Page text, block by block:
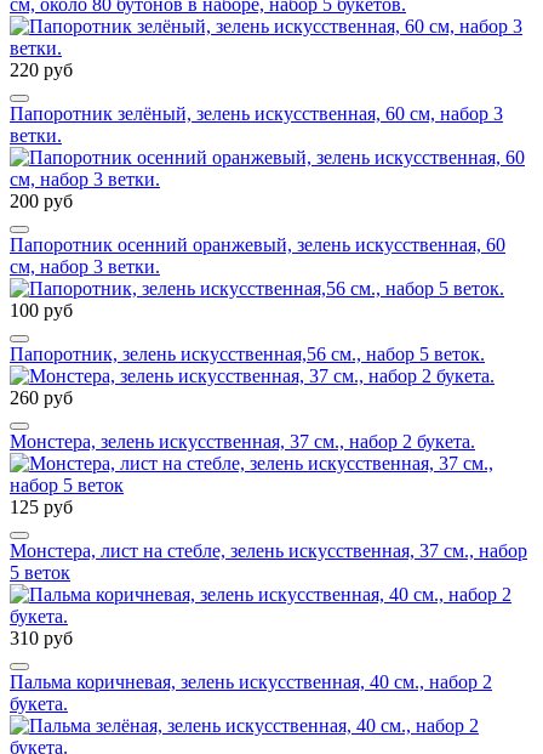
см, около 80 бутонов в наборе, набор 5 букетов.
220 руб
Папоротник зелёный, зелень искусственная, 60 см, набор 3
ветки.
200 руб
Папоротник осенний оранжевый, зелень искусственная, 60
см, набор 3 ветки.
100 руб
Папоротник, зелень искусственная,56 см., набор 5 веток.
260 руб
Монстера, зелень искусственная, 37 см., набор 2 букета.
125 руб
Монстера, лист на стебле, зелень искусственная, 37 см., набор
5 веток
310 руб
Пальма коричневая, зелень искусственная, 40 см., набор 2
букета.